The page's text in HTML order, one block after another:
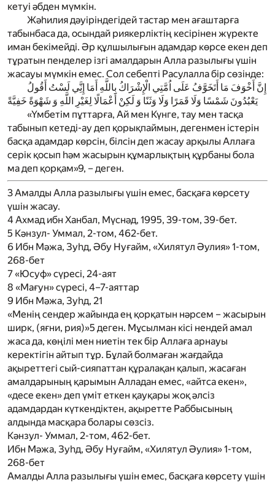
кетуі әбден мүмкін.
Жәһилия дәуіріндегідей тастар мен ағаштарға
табынбаса да, осындай риякерліктің кесірінен жүректе
иман бекімейді. Әр құлшылығын адамдар көрсе екен деп
тұратын пенделер ізгі амалдарын Алла разылығы үшін
жасауы мүмкін емес. Сол себепті Расулалла бір сөзінде:
إِنَّ أَخْوَفَ مَا أَتَخَوَّفُ عَلَى اُمَّتِي الْإِشْرَاكُ بِاللَّهِ أَمَا إِنَِّي لَسْتُ أَقُولُ
يَعْبُدُونَ شَمْسًا وَلَا قَمَرًا وَلَا وَثَنًا وَ لَكِنْ أَعْمَالًا لِغَيْرِ اللَّهِ وَ شَهْوَةً خَفِيَّةً
«Үмбетім пұттарға, Ай мен Күнге, тау мен тасқа
табынып кетеді-ау деп қорықпаймын, дегенмен істерін
басқа адамдар көрсін, білсін деп жасау арқылы Аллаға
серік қосып һәм жасырын құмарлықтың құрбаны бола
ма деп қорқам»9, – деген.
3Амалды Алла разылығы үшін емес, басқаға көрсету
үшін жасау.
4 Ахмад ибн Ханбал, Мүснәд, 1995, 39-том, 39-бет.
5 Кәнзул- Уммал, 2-том, 462-бет.
6 Ибн Мәжа, Зуһд, Әбу Нуғайм, «Хилятул Әулия» 1-том,
268-бет
7«Юсуф» сүресі, 24-аят
8 «Мағун» сүресі, 4–7-аяттар
9 Ибн Мәжа, Зуһд, 21
«Менің сендер жайында ең қорқатын нәрсем – жасырын
ширк, (яғни, рия)»5 деген. Мұсылман кісі нендей амал
жаса да, көңілі мен ниетін тек бір Аллаға арнауы
керектігін айтып тұр. Бұлай болмаған жағдайда
ақыреттегі сый-сияпаттан құралақан қалып, жасаған
амалдарының қарымын Алладан емес, «айтса екен»,
«десе екен» деп үміт еткен қауқары жоқ әлсіз
адамдардан күткендіктен, ақыретте Раббысының
алдында масқара болары сөзсіз.
Кәнзул- Уммал, 2-том, 462-бет.
Ибн Мәжа, Зуһд, Әбу Нуғайм, «Хилятул Әулия» 1-том,
268-бет
Амалды Алла разылығы үшін емес, басқаға көрсету үшін